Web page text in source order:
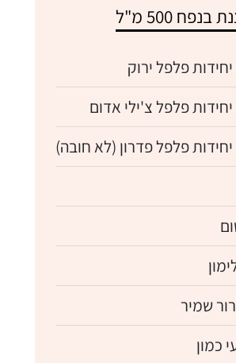
500 מ"ל
פלפל ירוק
פלפל צ'ילי אדום
פלפל פדרון (לא חובה)
שמיר
כמון